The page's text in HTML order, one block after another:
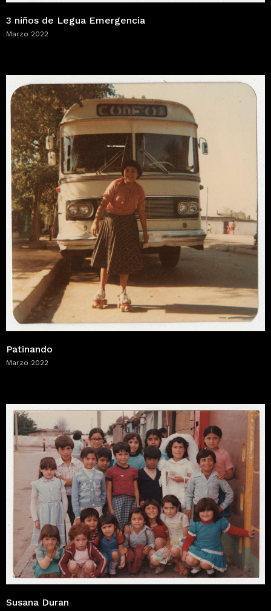
3 niños de Legua Emergencia
Marzo 2022
Patinando
Marzo 2022
Susana Duran